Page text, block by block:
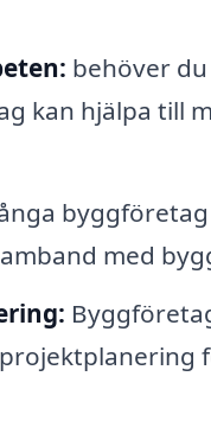
behöver
kan hjälpa till
med